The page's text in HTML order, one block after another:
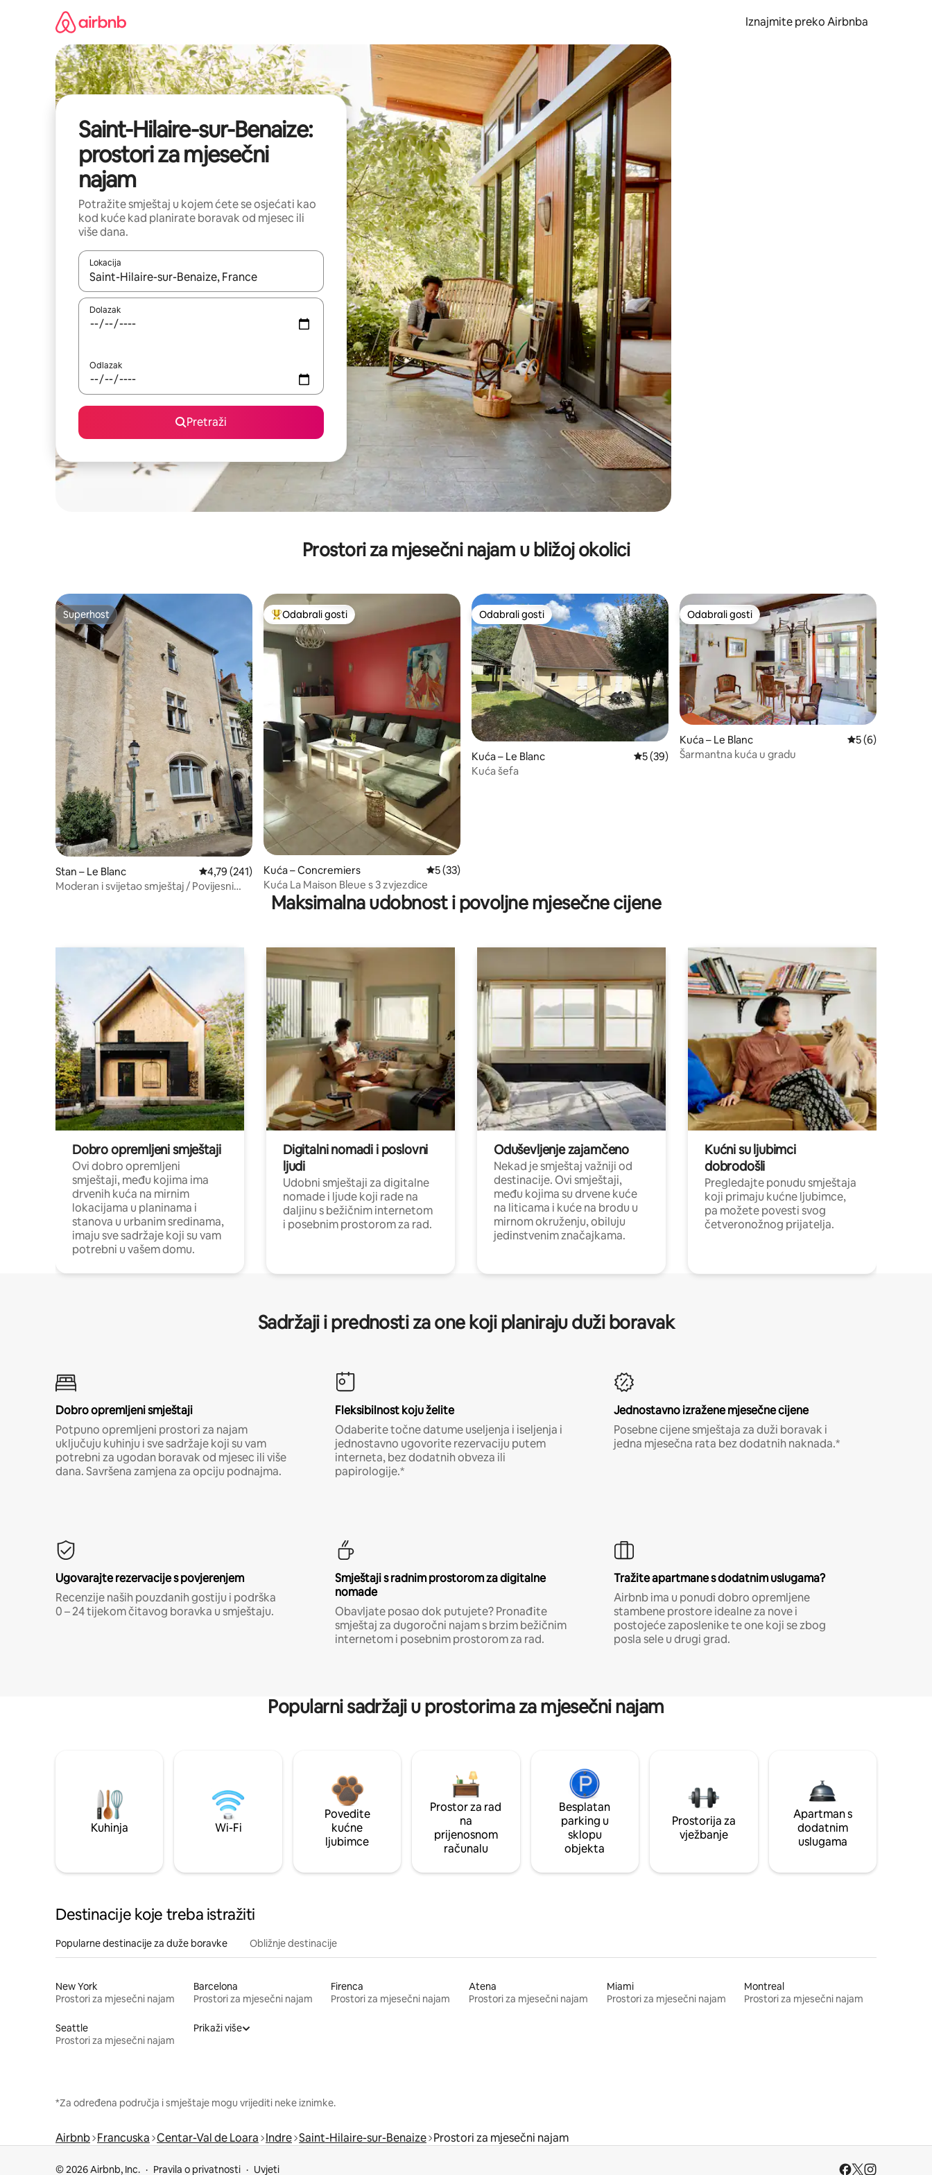
Iznajmite preko Airbnba
Saint-Hilaire-sur-Benaize:
prostori za mjesečni
najam
Potražite smještaj u kojem ćete se osjećati kao
kod kuće kad planirate boravak od mjesec ili
više dana.
Lokacija
Kada budu dostupni rezultati, moći ćete ih pregledati koristeći se strelicama prema gore i prema dolje, kao i dodirom ili prelaskom prstom po zaslonu.
Dolazak
Odlazak
Pretraži
Prostori za mjesečni najam u bližoj okolici
Superhost
Superhost
Stan – Le Blanc Prosječna ocjena: 4,79/5, recenzija: 241
4,79 (241)
Moderan i svijetao smještaj / Povijesni
Među najviše rangiranima s oznakom „Odabrali gosti”
Odabrali gosti
Kuća – Concremiers Prosječna ocjena: 5/5, recenzija: 33
5 (33)
Kuća La Maison Bleue s 3 zvjezdice
Odabrali gosti
Odabrali gosti
Kuća – Le Blanc Prosječna ocjena: 5/5, recenzija: 39
5 (39)
Kuća šefa
Odabrali gosti
Odabrali gosti
Kuća – Le Blanc Prosječna
5 (6)
Šarmantna kuća u gradu
Maksimalna udobnost i povoljne mjesečne cijene
Dobro opremljeni smještaji
Ovi dobro opremljeni
smještaji, među kojima ima
drvenih kuća na mirnim
lokacijama u planinama i
stanova u urbanim sredinama,
imaju sve sadržaje koji su vam
potrebni u vašem domu.
Digitalni nomadi i poslovni
ljudi
Udobni smještaji za digitalne
nomade i ljude koji rade na
daljinu s bežičnim internetom
i posebnim prostorom za rad.
Oduševljenje zajamčeno
Nekad je smještaj važniji od
destinacije. Ovi smještaji,
među kojima su drvene kuće
na liticama i kuće na brodu u
mirnom okruženju, obiluju
jedinstvenim značajkama.
Kućni su ljubimci
dobrodošli
Pregledajte ponudu smještaja
koji primaju kućne ljubimce,
pa možete povesti svog
četveronožnog prijatelja.
Sadržaji i prednosti za one koji planiraju duži boravak
Dobro opremljeni smještaji
Potpuno opremljeni prostori za najam
uključuju kuhinju i sve sadržaje koji su vam
potrebni za ugodan boravak od mjesec ili više
dana. Savršena zamjena za opciju podnajma.
Fleksibilnost koju želite
Odaberite točne datume useljenja i iseljenja i
jednostavno ugovorite rezervaciju putem
interneta, bez dodatnih obveza ili
papirologije.*
Jednostavno izražene mjesečne cijene
Posebne cijene smještaja za duži boravak i
jedna mjesečna rata bez dodatnih naknada.*
Ugovarajte rezervacije s povjerenjem
Recenzije naših pouzdanih gostiju i podrška
0 – 24 tijekom čitavog boravka u smještaju.
Smještaji s radnim prostorom za digitalne
nomade
Obavljate posao dok putujete? Pronađite
smještaj za dugoročni najam s brzim bežičnim
internetom i posebnim prostorom za rad.
Tražite apartmane s dodatnim uslugama?
Airbnb ima u ponudi dobro opremljene
stambene prostore idealne za nove i
postojeće zaposlenike te one koji se zbog
posla sele u drugi grad.
Popularni sadržaji u prostorima za mjesečni najam
Kuhinja Wi-Fi
Povedite
kućne
ljubimce
Prostor za rad
na
prijenosnom
računalu
Besplatan
parking u
sklopu
objekta
Prostorija za
vježbanje
Apartman s
dodatnim
uslugama
Destinacije koje treba istražiti
Popularne destinacije za duže boravke Obližnje destinacije
New York
Prostori za mjesečni najam
Barcelona
Prostori za mjesečni najam
Firenca
Prostori za mjesečni najam
Atena
Prostori za mjesečni najam
Miami
Prostori za mjesečni najam
Montreal
Prostori za mjesečni najam
Seattle
Prostori za mjesečni najam
Prikaži više
*Za određena područja i smještaje mogu vrijediti neke iznimke.
Airbnb Francuska Centar-Val de Loara Indre Saint-Hilaire-sur-Benaize Prostori za mjesečni najam
© 2026 Airbnb, Inc. Pravila o privatnosti Uvjeti